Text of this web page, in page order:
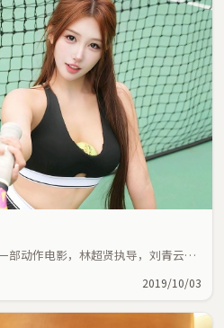
部动作电影，林超贤执导，刘青云、
2019/10/03